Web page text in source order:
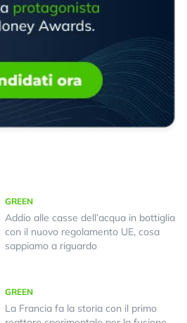
GREEN
Addio alle casse dell’acqua in bottiglia
con il nuovo regolamento UE, cosa
sappiamo a riguardo
GREEN
La Francia fa la storia con il primo